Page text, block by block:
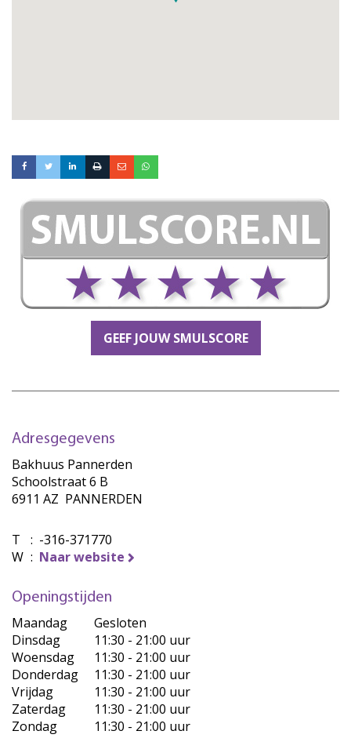
GEEF JOUW SMULSCORE
Adresgegevens
Bakhuus Pannerden
Schoolstraat 6 B
6911 AZ PANNERDEN
T : -316-371770
W : Naar website
Openingstijden
Maandag
Gesloten
Dinsdag
11:30 - 21:00 uur
Woensdag
11:30 - 21:00 uur
Donderdag
11:30 - 21:00 uur
Vrijdag
11:30 - 21:00 uur
Zaterdag
11:30 - 21:00 uur
Zondag
11:30 - 21:00 uur